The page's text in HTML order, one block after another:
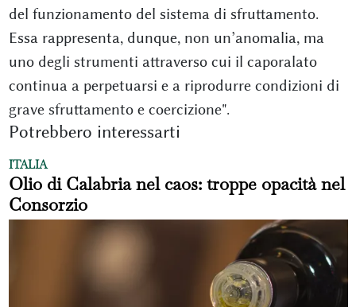
del funzionamento del sistema di sfruttamento.
Essa rappresenta, dunque, non un’anomalia, ma
uno degli strumenti attraverso cui il caporalato
continua a perpetuarsi e a riprodurre condizioni di
grave sfruttamento e coercizione".
Potrebbero interessarti
ITALIA
Olio di Calabria nel caos: troppe opacità nel
Consorzio